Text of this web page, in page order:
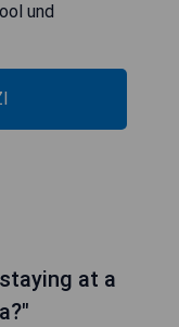
und
at a